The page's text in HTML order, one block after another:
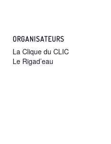
ORGANISATEURS
La Clique du CLIC
Le Rigad’eau